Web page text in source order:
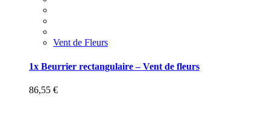
Vent de Fleurs
1x Beurrier rectangulaire – Vent de fleurs
86,55 €